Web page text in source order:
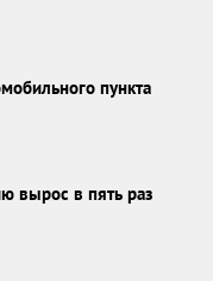
пункта
вырос в пять раз